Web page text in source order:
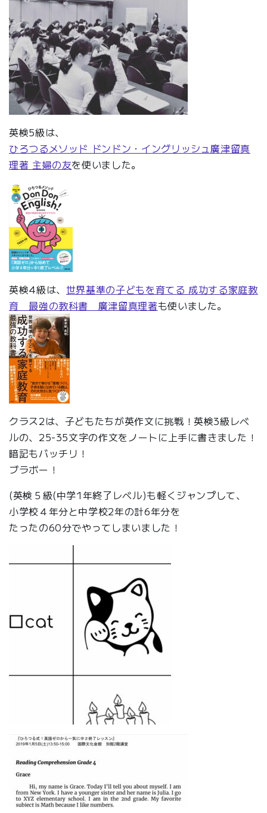
英検5級は、
ひろつるメソッド ドンドン・イングリッシュ廣津留真
理著 主婦の友を使いました。
英検4級は、 世界基準の子どもを育てる 成功する家庭教
育 最強の教科書 廣津留真理著も使いました。
クラス2は、子どもたちが英作文に挑戦！英検3級レベ
ルの、25-35文字の作文をノートに上手に書きました！
暗記もバッチリ！
ブラボー！
(英検５級(中学1年終了レベル)も軽くジャンプして、
小学校４年分と中学校2年の計6年分を
たったの60分でやってしまいました！